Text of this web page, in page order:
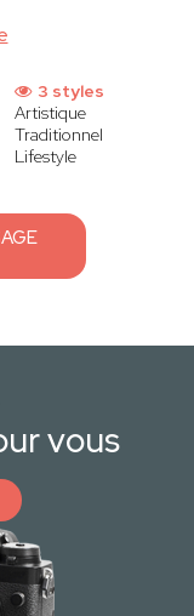
3 styles
Artistique
Traditionnel
Lifestyle
vous